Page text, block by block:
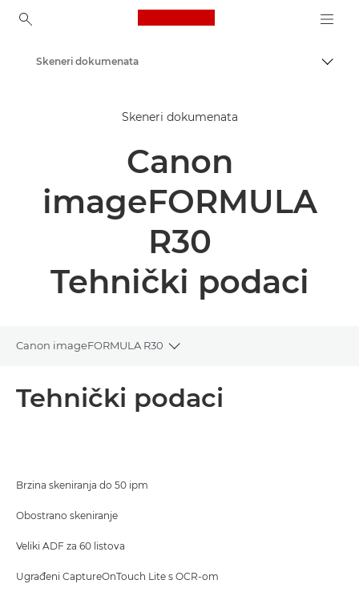
Canon Logo, back to
Skeneri dokumenata
Skeneri dokumenata
Canon
imageFORMULA
R30
Tehnički podaci
Canon imageFORMULA R30
Toggle breadcrumbs
Tehnički podaci
Brzina skeniranja do 50 ipm
Obostrano skeniranje
Veliki ADF za 60 listova
Ugrađeni CaptureOnTouch Lite s OCR-om